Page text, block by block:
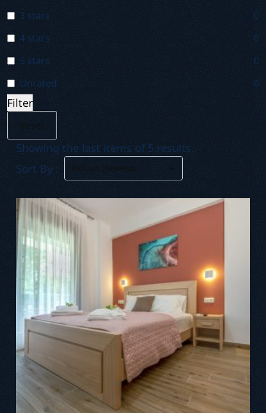
3 stars
0
4 stars
0
5 stars
0
Unrated
0
Filter
Reset
Showing the last items of 5 results.
Sort By :
Default (Newest)